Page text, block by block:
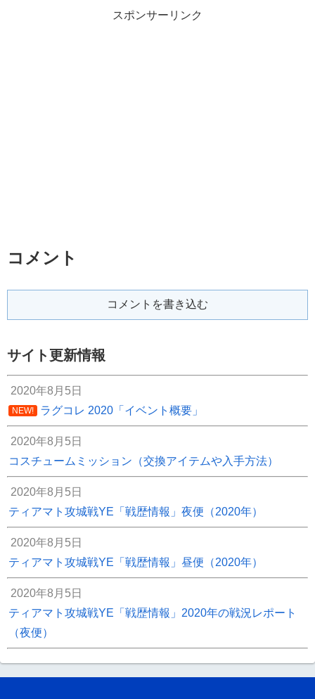
スポンサーリンク
コメント
コメントを書き込む
サイト更新情報
2020年8月5日
NEW! ラグコレ 2020「イベント概要」
2020年8月5日
コスチュームミッション（交換アイテムや入手方法）
2020年8月5日
ティアマト攻城戦YE「戦歴情報」夜便（2020年）
2020年8月5日
ティアマト攻城戦YE「戦歴情報」昼便（2020年）
2020年8月5日
ティアマト攻城戦YE「戦歴情報」2020年の戦況レポート
（夜便）